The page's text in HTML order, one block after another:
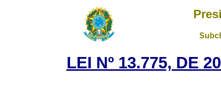
LEI Nº 13.775, DE